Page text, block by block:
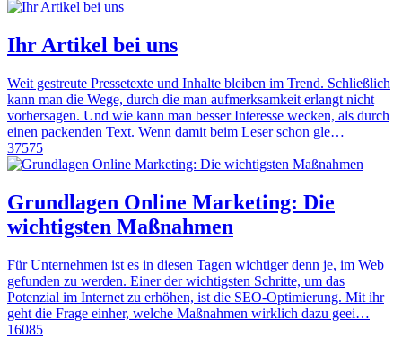
Ihr Artikel bei uns
Weit gestreute Pressetexte und Inhalte bleiben im Trend. Schließlich
kann man die Wege, durch die man aufmerksamkeit erlangt nicht
vorhersagen. Und wie kann man besser Interesse wecken, als durch
einen packenden Text. Wenn damit beim Leser schon gle…
37575
Grundlagen Online Marketing: Die
wichtigsten Maßnahmen
Für Unternehmen ist es in diesen Tagen wichtiger denn je, im Web
gefunden zu werden. Einer der wichtigsten Schritte, um das
Potenzial im Internet zu erhöhen, ist die SEO-Optimierung. Mit ihr
geht die Frage einher, welche Maßnahmen wirklich dazu geei…
16085